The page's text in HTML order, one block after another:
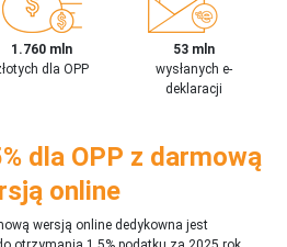
1.760 mln
dla OPP
53 mln
wysłanych e-
deklaracji
dla OPP z darmową
online
wersją online dedykowna jest